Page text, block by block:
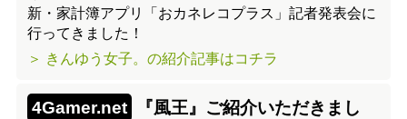
新・家計簿アプリ「おカネレコプラス」記者発表会に
行ってきました！
＞ きんゆう女子。の紹介記事はコチラ
4Gamer.net
『風王』ご紹介いただきまし